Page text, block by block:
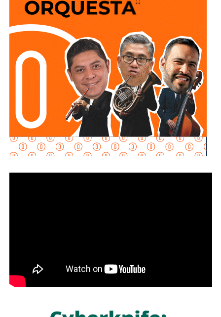
policiales, organismos de auxilio y representantes del
sector privado, el Mandatario Estatal destacó que esta
inversión permitirá reducir riesgos para el personal
operativo, atender con mayor rapidez situaciones de
emergencia y garantizar más seguridad y tranquilidad a las
familias potosinas.
Defensa Nacional mediante la aplicación del Plan DN-III-E,